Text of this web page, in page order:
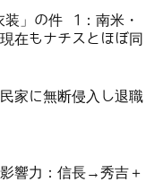
」の件 1：南米・
在もナチスとほぼ同
家に無断侵入し退職
響力：信長→秀吉＋